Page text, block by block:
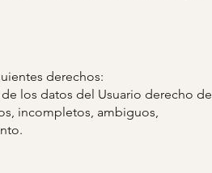
derechos:
los datos del Usuario derecho de
incompletos, ambiguos,